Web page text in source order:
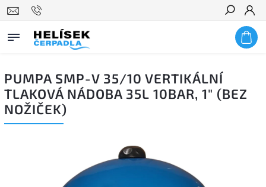
Hledat
PUMPA SMP-V 35/10 VERTIKÁLNÍ
TLAKOVÁ NÁDOBA 35L 10BAR, 1" (BEZ
NOŽIČEK)